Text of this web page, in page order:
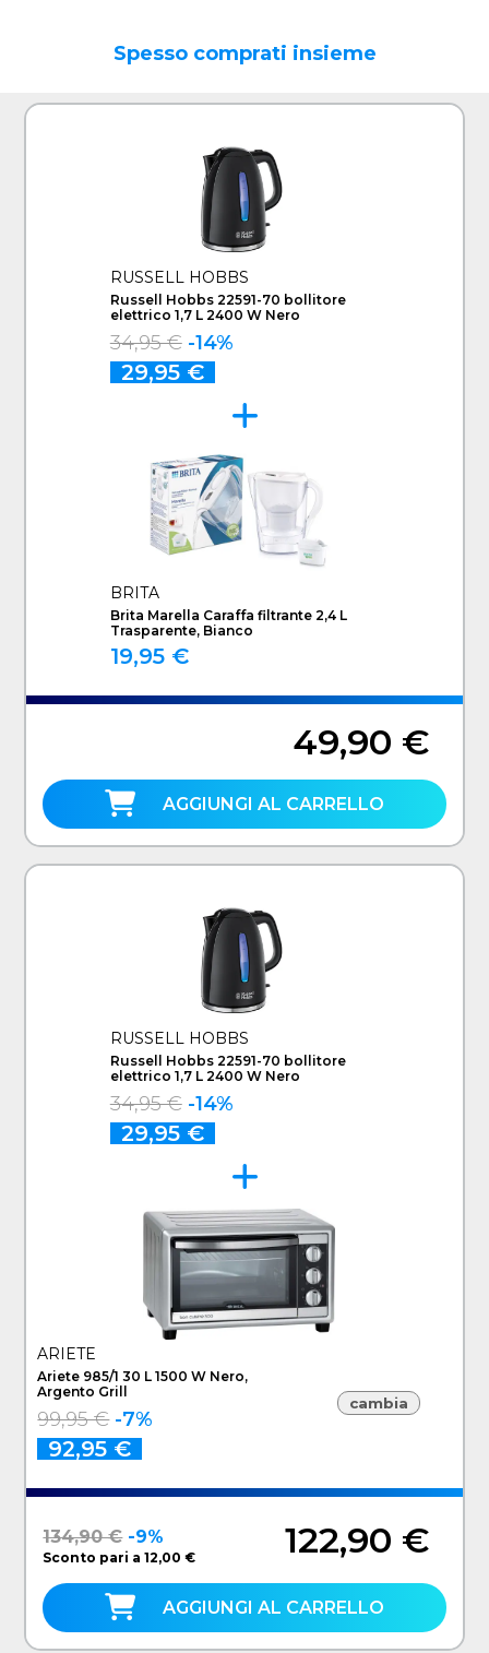
Spesso comprati insieme
RUSSELL HOBBS
Russell Hobbs 22591-70 bollitore
elettrico 1,7 L 2400 W Nero
34,95 € -14%
29,95 €
BRITA
Brita Marella Caraffa filtrante 2,4 L
Trasparente, Bianco
19,95 €
49,90 €
AGGIUNGI AL CARRELLO
RUSSELL HOBBS
Russell Hobbs 22591-70 bollitore
elettrico 1,7 L 2400 W Nero
34,95 € -14%
29,95 €
ARIETE
Ariete 985/1 30 L 1500 W Nero,
Argento Grill
99,95 € -7%
92,95 €
cambia
134,90 € -9%
Sconto pari a 12,00 € 122,90 €
AGGIUNGI AL CARRELLO